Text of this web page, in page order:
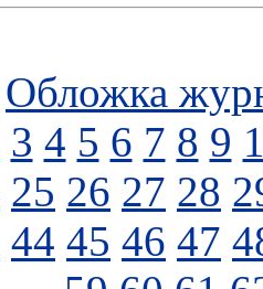
Обложка
3 4 5 6 7 8 9
25 26 27 28
44 45 46 47